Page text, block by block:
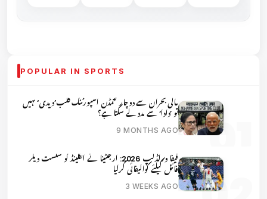
POPULAR IN SPORTS
مالی بحران سے دوچار محمڈن اسپورٹنگ کلب’دیدی‘ نہیں
تو ’دادا‘ سے مدد لے سکتا ہے؟
9 MONTHS AGO
فیفا ورلڈکپ 2026: ارجنٹینا نے انگلینڈ کو شکست دیکر
فائنل کیلئے کوالیفائی کرلیا
3 WEEKS AGO